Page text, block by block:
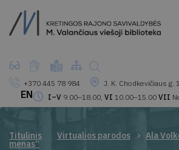
+370 445 78 984
J. K. Chodkevičiaus g.
I–V 9.00–18.00, VI 10.00–15.00 VII
EN
Titulinis Virtualios parodos Ala
menas“